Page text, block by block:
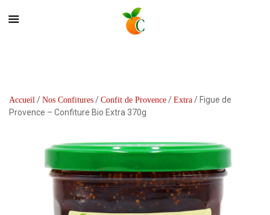
Accueil / Nos Confitures / Confit de Provence / Extra / Figue de
Provence – Confiture Bio Extra 370g